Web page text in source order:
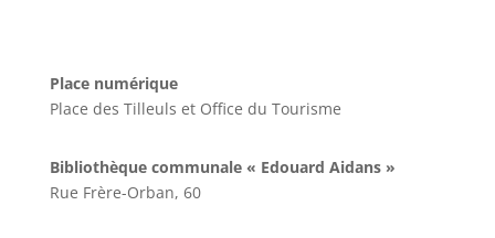
Place numérique
Place des Tilleuls et Office du Tourisme
Bibliothèque communale « Edouard Aidans »
Rue Frère-Orban, 60